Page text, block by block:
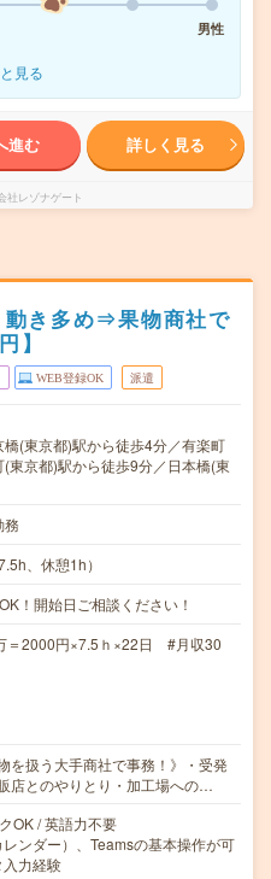
男性
見る
進む 詳しく見る
社レゾナゲート
動き多め⇒果物商社で
】
WEB登録OK 派遣
(東京都)駅から徒歩4分／有楽町
東京都)駅から徒歩9分／日本橋(東
務
、休憩1h）
！開始日ご相談ください！
2000円×7.5ｈ×22日 #月収30
を扱う大手商社で事務！》・受発
店とのやりとり・加工場への…
OK / 英語力不要
ンダー）、Teamsの基本操作が可
力経験